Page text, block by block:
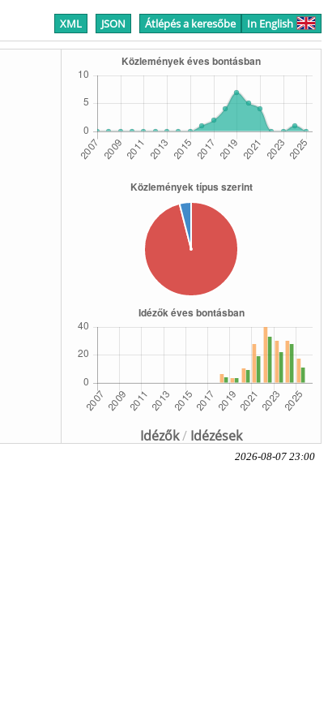
XML JSON Átlépés a keresőbe In English
Idézők/ Idézések
2026-08-07 23:00